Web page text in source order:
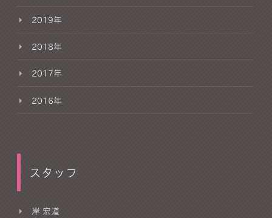
2019年
2018年
2017年
2016年
スタッフ
岸 宏道